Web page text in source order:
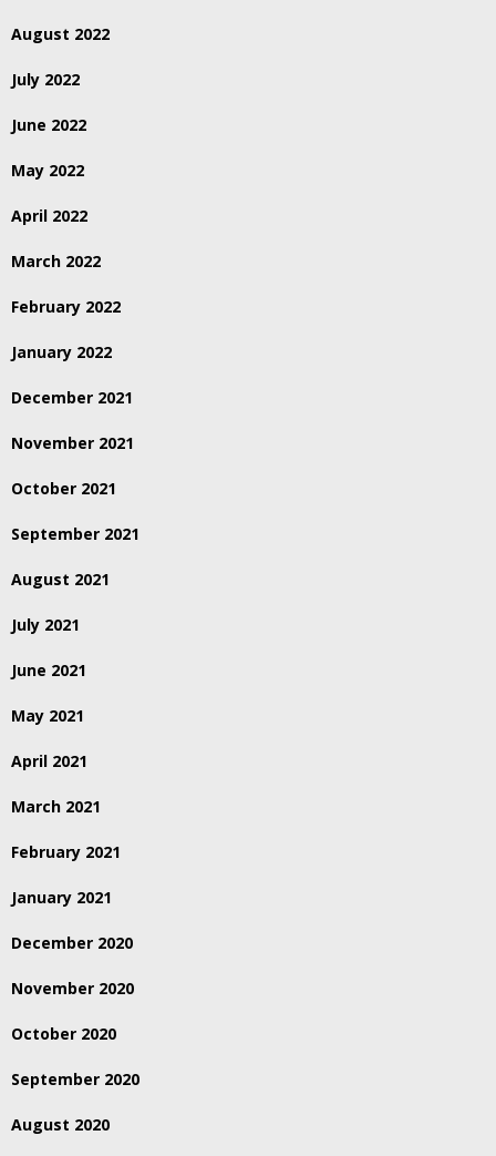
August 2022
July 2022
June 2022
May 2022
April 2022
March 2022
February 2022
January 2022
December 2021
November 2021
October 2021
September 2021
August 2021
July 2021
June 2021
May 2021
April 2021
March 2021
February 2021
January 2021
December 2020
November 2020
October 2020
September 2020
August 2020